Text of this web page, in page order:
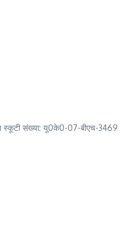
स्कूटी संख्या: यू0के0-07-बीएच-3469